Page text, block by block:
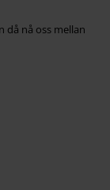
då nå oss mellan